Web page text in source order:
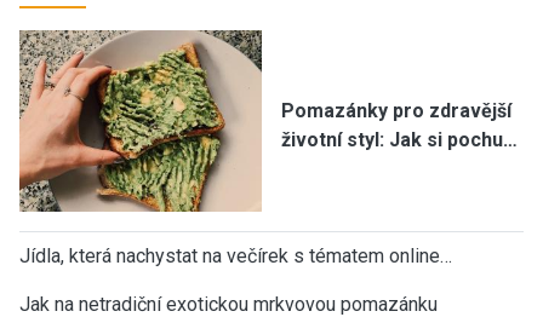
Pomazánky pro zdravější
životní styl: Jak si pochu…
Jídla, která nachystat na večírek s tématem online…
Jak na netradiční exotickou mrkvovou pomazánku